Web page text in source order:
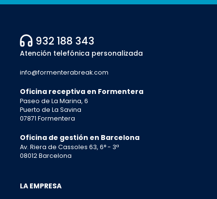
932 188 343
Atención telefónica personalizada
info@formenterabreak.com
Oficina receptiva en Formentera
Paseo de La Marina, 6
Puerto de La Savina
07871 Formentera
Oficina de gestión en Barcelona
Av. Riera de Cassoles 63, 6° - 3ª
08012 Barcelona
LA EMPRESA